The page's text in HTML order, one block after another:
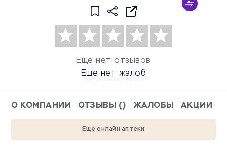
Еще нет отзывов
Еще нет жалоб
О КОМПАНИИ ОТЗЫВЫ () ЖАЛОБЫ АКЦИИ
Еще онлайн аптеки